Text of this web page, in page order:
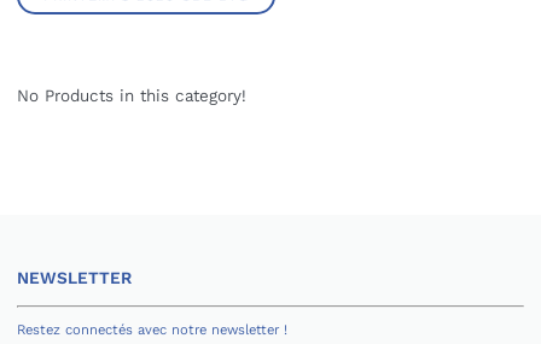
No Products in this category!
NEWSLETTER
Restez connectés avec notre newsletter !